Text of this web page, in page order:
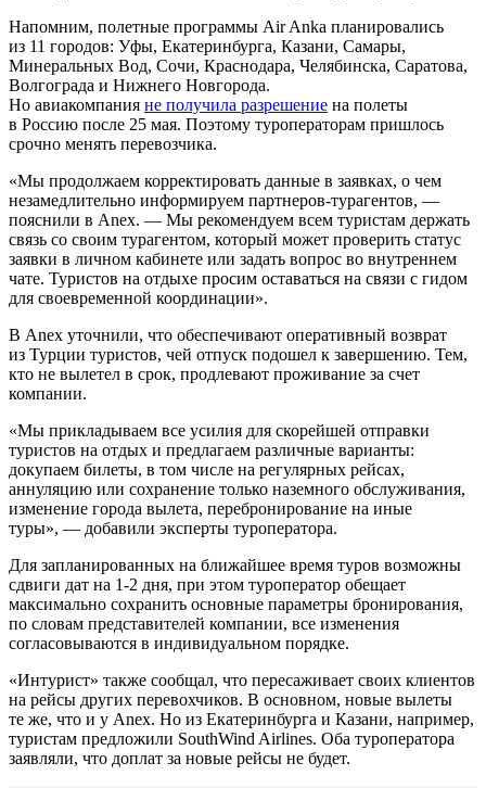
Напомним, полетные программы Air Anka планировались
из 11 городов: Уфы, Екатеринбурга, Казани, Самары,
Минеральных Вод, Сочи, Краснодара, Челябинска, Саратова,
Волгограда и Нижнего Новгорода.
Но авиакомпания не получила разрешение на полеты
в Россию после 25 мая. Поэтому туроператорам пришлось
срочно менять перевозчика.
«Мы продолжаем корректировать данные в заявках, о чем
незамедлительно информируем партнеров-турагентов, —
пояснили в Anex. — Мы рекомендуем всем туристам держать
связь со своим турагентом, который может проверить статус
заявки в личном кабинете или задать вопрос во внутреннем
чате. Туристов на отдыхе просим оставаться на связи с гидом
для своевременной координации».
В Anex уточнили, что обеспечивают оперативный возврат
из Турции туристов, чей отпуск подошел к завершению. Тем,
кто не вылетел в срок, продлевают проживание за счет
компании.
«Мы прикладываем все усилия для скорейшей отправки
туристов на отдых и предлагаем различные варианты:
докупаем билеты, в том числе на регулярных рейсах,
аннуляцию или сохранение только наземного обслуживания,
изменение города вылета, перебронирование на иные
туры», — добавили эксперты туроператора.
Для запланированных на ближайшее время туров возможны
сдвиги дат на 1-2 дня, при этом туроператор обещает
максимально сохранить основные параметры бронирования,
по словам представителей компании, все изменения
согласовываются в индивидуальном порядке.
«Интурист» также сообщал, что пересаживает своих клиентов
на рейсы других перевохчиков. В основном, новые вылеты
те же, что и у Anex. Но из Екатеринбурга и Казани, например,
туристам предложили SouthWind Airlines. Оба туроператора
заявляли, что доплат за новые рейсы не будет.